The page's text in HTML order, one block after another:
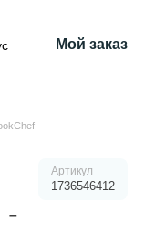
Мой заказ
-
Артикул
1736546412